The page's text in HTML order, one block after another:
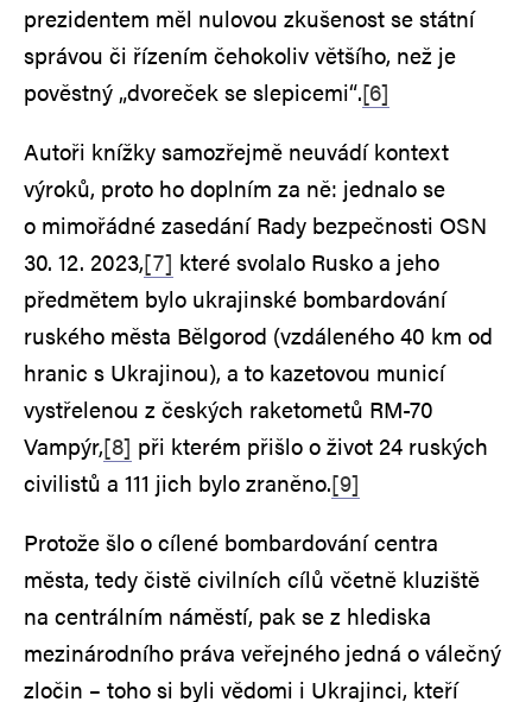
prezidentem měl nulovou zkušenost se státní
správou či řízením čehokoliv většího, než je
pověstný „dvoreček se slepicemi“.[6]
Autoři knížky samozřejmě neuvádí kontext
výroků, proto ho doplním za ně: jednalo se
o mimořádné zasedání Rady bezpečnosti OSN
30. 12. 2023,[7] které svolalo Rusko a jeho
předmětem bylo ukrajinské bombardování
ruského města Bělgorod (vzdáleného 40 km od
hranic s Ukrajinou), a to kazetovou municí
vystřelenou z českých raketometů RM-70
Vampýr,[8] při kterém přišlo o život 24 ruských
civilistů a 111 jich bylo zraněno.[9]
Protože šlo o cílené bombardování centra
města, tedy čistě civilních cílů včetně kluziště
na centrálním náměstí, pak se z hlediska
mezinárodního práva veřejného jedná o válečný
zločin – toho si byli vědomi i Ukrajinci, kteří